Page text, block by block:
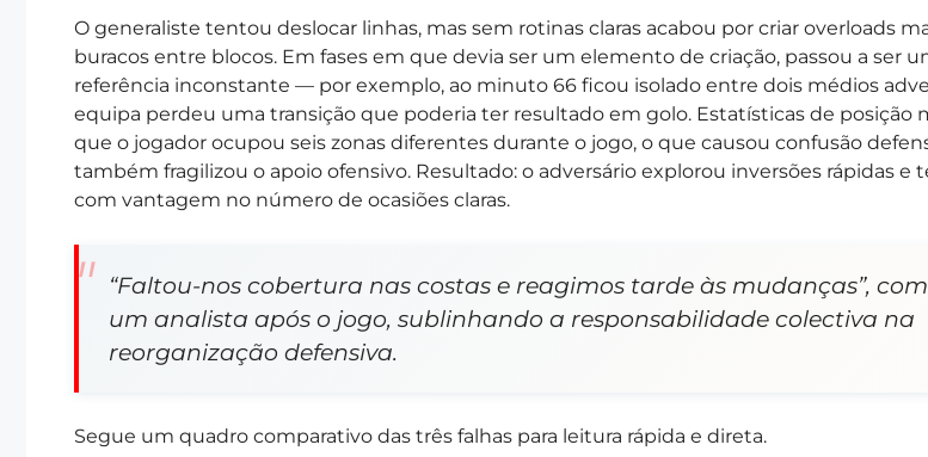
O generaliste tentou deslocar linhas, mas sem rotinas claras acabou por criar overloads
buracos entre blocos. Em fases em que devia ser um elemento de criação, passou a ser
referência inconstante — por exemplo, ao minuto 66 ficou isolado entre dois médios
equipa perdeu uma transição que poderia ter resultado em golo. Estatísticas de posição
que o jogador ocupou seis zonas diferentes durante o jogo, o que causou confusão
também fragilizou o apoio ofensivo. Resultado: o adversário explorou inversões rápidas e
com vantagem no número de ocasiões claras.
“Faltou-nos cobertura nas costas e reagimos tarde às mudanças”,
um analista após o jogo, sublinhando a responsabilidade colectiva na
reorganização defensiva.
Segue um quadro comparativo das três falhas para leitura rápida e direta.